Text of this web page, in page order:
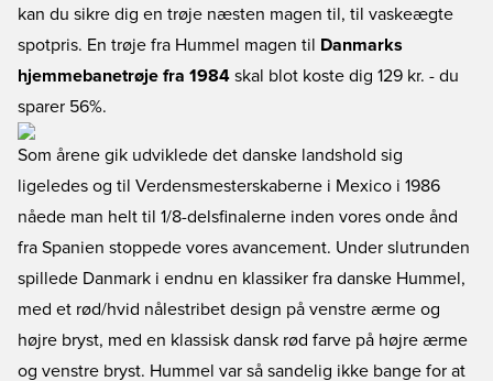
kan du sikre dig en trøje næsten magen til, til vaskeægte
spotpris. En trøje fra Hummel magen til
Danmarks
hjemmebanetrøje fra 1984 skal blot koste dig 129 kr. - du
sparer 56%.
Som årene gik udviklede det danske landshold sig
ligeledes og til Verdensmesterskaberne i Mexico i 1986
nåede man helt til 1/8-delsfinalerne inden vores onde ånd
fra Spanien stoppede vores avancement. Under slutrunden
spillede Danmark i endnu en klassiker fra danske Hummel,
med et rød/hvid nålestribet design på venstre ærme og
højre bryst, med en klassisk dansk rød farve på højre ærme
og venstre bryst. Hummel var så sandelig ikke bange for at